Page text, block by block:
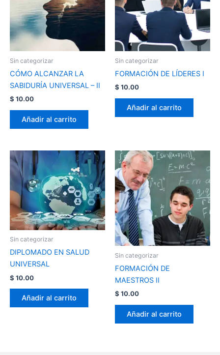
Sin categorizar
CÓMO ALCANZAR LA
SABIDURÍA UNIVERSAL – II
$ 10.00
Añadir al carrito
Sin categorizar
FORMACIÓN DE LÍDERES I
$ 10.00
Añadir al carrito
Sin categorizar
DIPLOMADO EN SALUD
UNIVERSAL
$ 10.00
Añadir al carrito
Sin categorizar
FORMACIÓN DE
MAESTROS II
$ 10.00
Añadir al carrito